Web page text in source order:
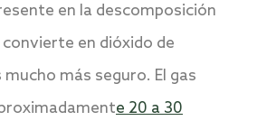
en la descomposición
en dióxido de
más seguro. El gas
e 20 a 30